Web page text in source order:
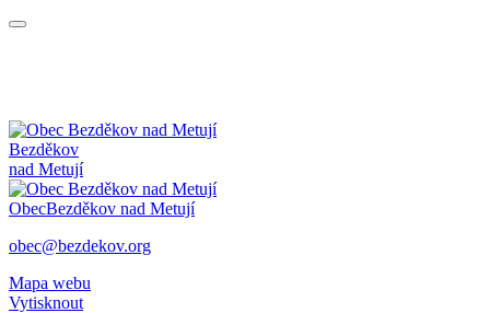
Bezděkov
nad Metují
ObecBezděkov nad Metují
obec@bezdekov.org
Mapa webu
Vytisknout